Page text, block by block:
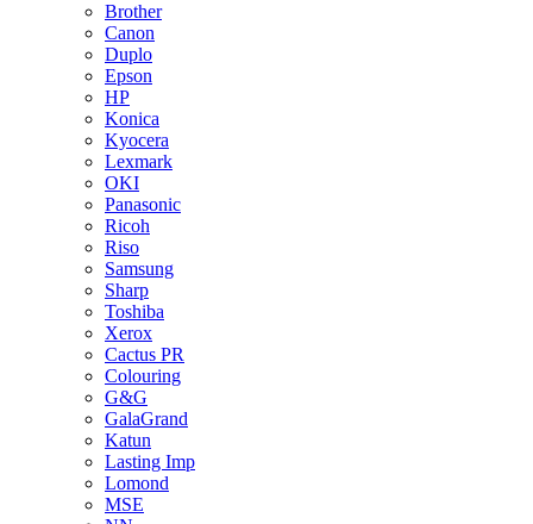
Brother
Canon
Duplo
Epson
HP
Konica
Kyocera
Lexmark
OKI
Panasonic
Ricoh
Riso
Samsung
Sharp
Toshiba
Xerox
Cactus PR
Colouring
G&G
GalaGrand
Katun
Lasting Imp
Lomond
MSE